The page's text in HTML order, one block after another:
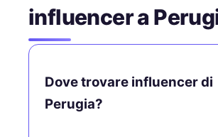
influencer a
Dove trovare influencer di
Perugia?